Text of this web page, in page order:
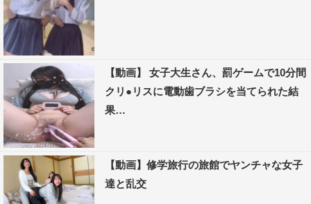
【動画】 女子大生さん、罰ゲームで10分間
クリ●リスに電動歯ブラシを当てられた結
果…
【動画】修学旅行の旅館でヤンチャな女子
達と乱交